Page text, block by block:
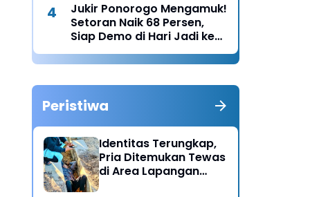
Jukir Ponorogo Mengamuk!
Setoran Naik 68 Persen,
Siap Demo di Hari Jadi ke-
530
Peristiwa
Identitas Terungkap,
Pria Ditemukan Tewas
di Area Lapangan